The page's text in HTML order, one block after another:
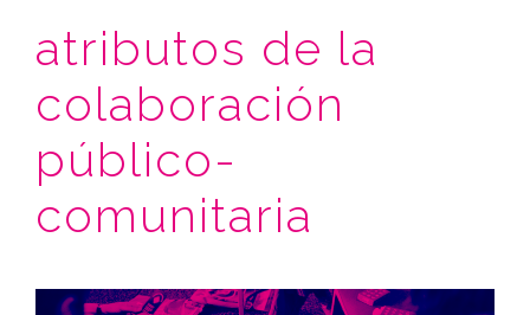
atributos de la
colaboración
público-
comunitaria